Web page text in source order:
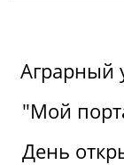
Аграрный
"Мой
День